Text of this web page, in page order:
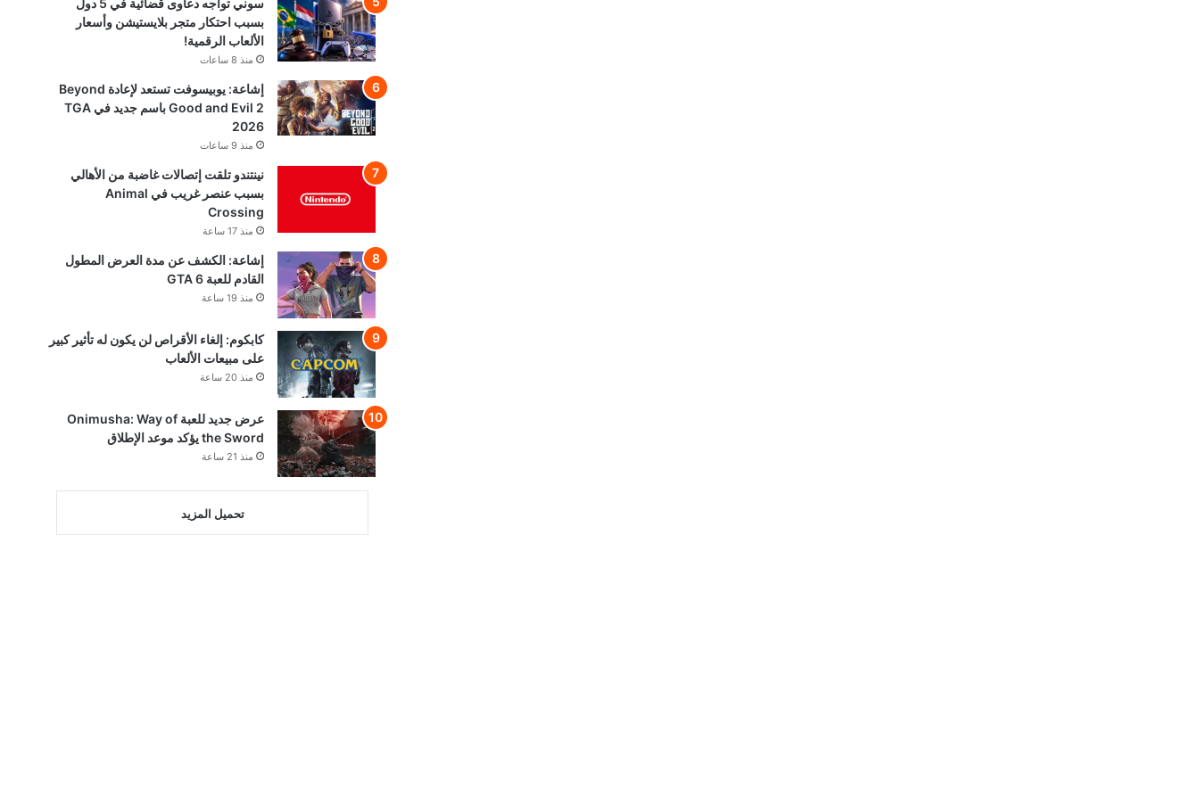
بسبب احتكار متجر بلايستيشن وأسعار
الألعاب الرقمية!
منذ 8 ساعات
إشاعة: يوبيسوفت تستعد لإعادة Beyond
Good and Evil 2 باسم جديد في TGA
2026
منذ 9 ساعات
نينتندو تلقت إتصالات غاضبة من الأهالي
بسبب عنصر غريب في Animal
Crossing
منذ 17 ساعة
إشاعة: الكشف عن مدة العرض المطول
القادم للعبة GTA 6
منذ 19 ساعة
كابكوم: إلغاء الأقراص لن يكون له تأثير كبير
على مبيعات الألعاب
منذ 20 ساعة
عرض جديد للعبة Onimusha: Way of
the Sword يؤكد موعد الإطلاق
منذ 21 ساعة
تحميل المزيد